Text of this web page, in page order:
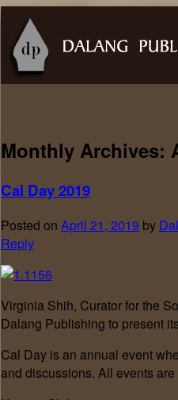
Monthly Archives:
Cal Day 2019
Posted on April 21, 2019 by
Reply
Virginia Shih, Curator for the
Dalang Publishing to present
Cal Day is an annual event
and discussions. All events